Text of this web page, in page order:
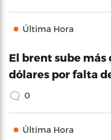
Última Hora
El brent sube más
dólares por falta
0
Última Hora